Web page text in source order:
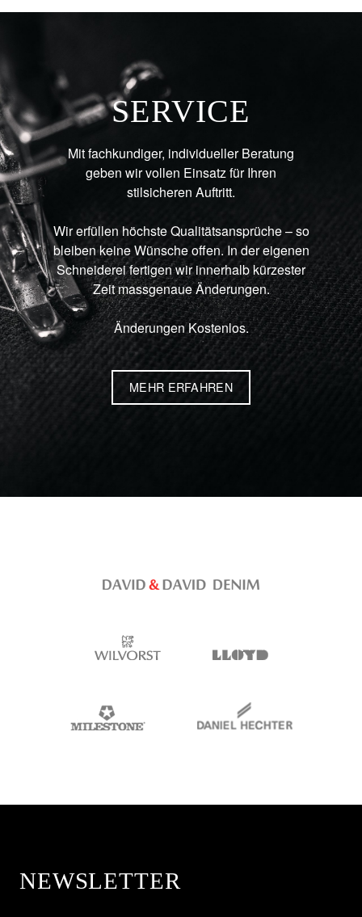
SERVICE
Mit fachkundiger, individueller Beratung
geben wir vollen Einsatz für Ihren
stilsicheren Auftritt.
Wir erfüllen höchste Qualitätsansprüche – so
bleiben keine Wünsche offen. In der eigenen
Schneiderei fertigen wir innerhalb kürzester
Zeit massgenaue Änderungen.
Änderungen Kostenlos.
MEHR ERFAHREN
NEWSLETTER